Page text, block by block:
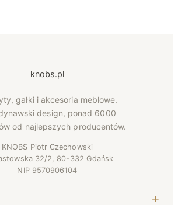
knobs.pl
gałki i akcesoria meblowe.
design, ponad 6000
od najlepszych producentów.
KNOBS Piotr Czechowski
32/2, 80-332 Gdańsk
NIP 9570906104